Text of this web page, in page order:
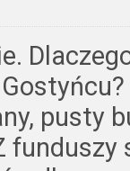
pusty
funduszy